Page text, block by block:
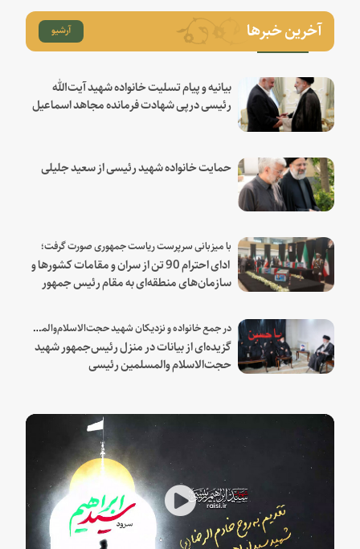
آخرین خبرها آرشیو
بیانیه و پیام تسلیت خانواده شهید آیت‌الله
رئیسی درپی شهادت فرمانده مجاهد اسماعیل
حمایت خانواده شهید رئیسی از سعید جلیلی
با میزبانی سرپرست ریاست جمهوری صورت گرفت؛
ادای احترام 90 تن از سران و مقامات کشورها و
سازمان‌های منطقه‌ای به مقام رئیس جمهور
در جمع خانواده و نزدیکان شهید حجت‌الاسلام‌والمسلمین رئیسی:
گزیده‌ای از بیانات در منزل رئیس‌جمهور شهید
حجت‌الاسلام والمسلمین رئیسی
Play